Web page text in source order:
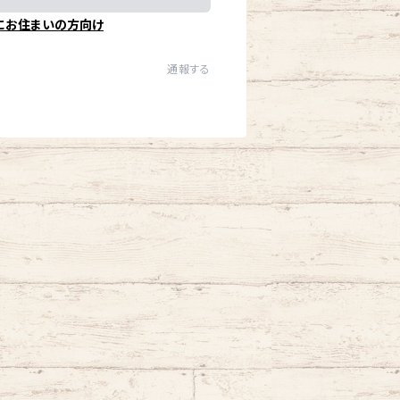
お住まいの方向け
通報する